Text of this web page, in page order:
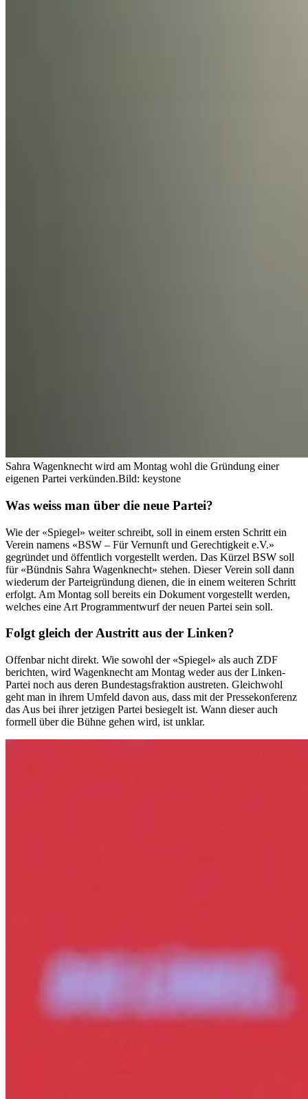
Sahra Wagenknecht wird am Montag wohl die Gründung einer
eigenen Partei verkünden.Bild: keystone
Was weiss man über die neue Partei?
Wie der «Spiegel» weiter schreibt, soll in einem ersten Schritt ein
Verein namens «BSW – Für Vernunft und Gerechtigkeit e.V.»
gegründet und öffentlich vorgestellt werden. Das Kürzel BSW soll
für «Bündnis Sahra Wagenknecht» stehen. Dieser Verein soll dann
wiederum der Parteigründung dienen, die in einem weiteren Schritt
erfolgt. Am Montag soll bereits ein Dokument vorgestellt werden,
welches eine Art Programmentwurf der neuen Partei sein soll.
Folgt gleich der Austritt aus der Linken?
Offenbar nicht direkt. Wie sowohl der «Spiegel» als auch ZDF
berichten, wird Wagenknecht am Montag weder aus der Linken-
Partei noch aus deren Bundestagsfraktion austreten. Gleichwohl
geht man in ihrem Umfeld davon aus, dass mit der Pressekonferenz
das Aus bei ihrer jetzigen Partei besiegelt ist. Wann dieser auch
formell über die Bühne gehen wird, ist unklar.